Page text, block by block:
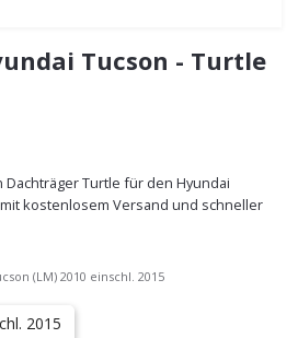
Tucson - Turtle
Turtle für den Hyundai
kostenlosem Versand und schneller
(LM) 2010 einschl. 2015
2015